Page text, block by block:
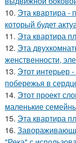
10. Эта квартира -
который будет
11. Эта квартира
12. Эта
женственности,
13. Этот интерьер
побережья в
14. Этот проект
маленькие
15. Эта квартира
16.